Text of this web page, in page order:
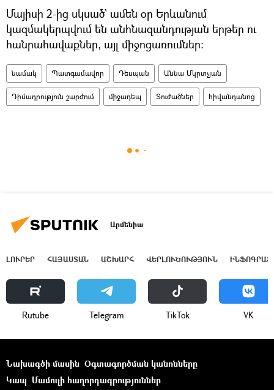
Մայիսի 2-ից սկսած` ամեն օր Երևանում
կազմակերպվում են անհնազանդության երթեր ու
հանրահավաքներ, այլ միջոցառումներ։
նամակ Պատգամավոր Դեսպան Աննա Մկրտչյան
Դիմադրություն շարժում միջադեպ Տուժածներ հիվանդանոց
Արմենիա
ԼՈՒՐԵՐ ՀԱՅԱՍՏԱՆ ԱՇԽԱՐՀ ՎԵՐԼՈՒԾՈՒԹՅՈՒՆ
Rutube Telegram ТikТоk VK
Նախագծի մասին Օգտագործման կանոնները
Կապ Մամուլի հաղորդագրություններ